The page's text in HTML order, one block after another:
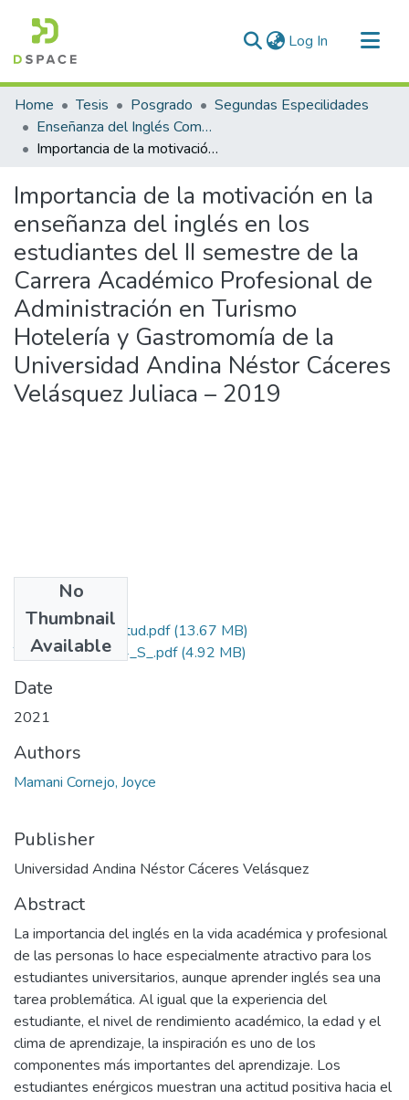
Log In (current)
Communities & Collections
All of DSpace
Statistics
Home Tesis Posgrado
Segundas Especilidades
Enseñanza del Inglés Como Lengua Extranjera
Importancia de la motivación en la enseñanza del inglés en los estudiantes del II semestre de la Carrera Académico Profesional de Administración en Turismo Hotelería y Gastromomía de la Universidad Andina Néstor Cáceres Velásquez Juliaca – 2019
Importancia de la motivación en la
enseñanza del inglés en los
estudiantes del II semestre de la
Carrera Académico Profesional de
Administración en Turismo
Hotelería y Gastromomía de la
Universidad Andina Néstor Cáceres
Velásquez Juliaca – 2019
No
Thumbnail
Available
Grado de Similitud.pdf(13.67 MB)
T036_01342984_S_.pdf(4.92 MB)
Date
2021
Authors
Mamani Cornejo, Joyce
Publisher
Universidad Andina Néstor Cáceres Velásquez
Abstract
La importancia del inglés en la vida académica y profesional
de las personas lo hace especialmente atractivo para los
estudiantes universitarios, aunque aprender inglés sea una
tarea problemática. Al igual que la experiencia del
estudiante, el nivel de rendimiento académico, la edad y el
clima de aprendizaje, la inspiración es uno de los
componentes más importantes del aprendizaje. Los
estudiantes enérgicos muestran una actitud positiva hacia el